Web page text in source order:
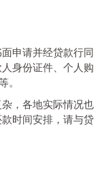
申请并经贷款行同
身份证件、个人购
。
，各地实际情况也
时间安排，请与贷